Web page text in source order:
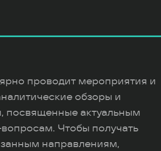
проводит мероприятия и
обзоры и
посвященные актуальным
Чтобы получать
направлениям,